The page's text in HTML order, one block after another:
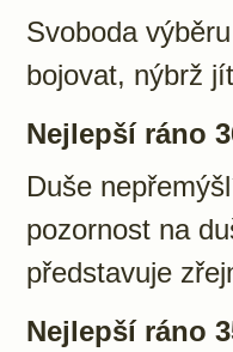
Svoboda
bojovat, nýbrž
Nejlepší ráno
Duše
pozornost na
představuje
Nejlepší ráno